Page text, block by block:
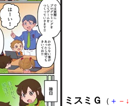
ミスミＧ （ ＋ － ↓